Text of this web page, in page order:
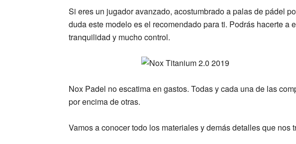
Si eres un jugador avanzado, acostumbrado a palas de pádel
duda este modelo es el recomendado para ti. Podrás hacerte a
tranquilidad y mucho control.
Nox Padel no escatima en gastos. Todas y cada una de las
por encima de otras.
Vamos a conocer todo los materiales y demás detalles que nos